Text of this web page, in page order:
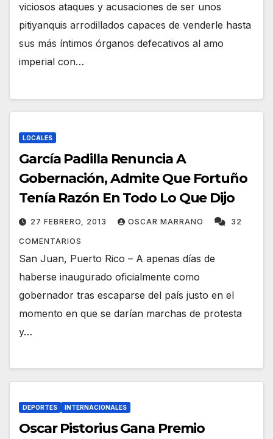
viciosos ataques y acusaciones de ser unos
pitiyanquis arrodillados capaces de venderle hasta
sus más íntimos órganos defecativos al amo
imperial con…
LOCALES
García Padilla Renuncia A
Gobernación, Admite Que Fortuño
Tenía Razón En Todo Lo Que Dijo
27 FEBRERO, 2013 OSCAR MARRANO 32
COMENTARIOS
San Juan, Puerto Rico – A apenas días de
haberse inaugurado oficialmente como
gobernador tras escaparse del país justo en el
momento en que se darían marchas de protesta
y…
DEPORTES INTERNACIONALES
Oscar Pistorius Gana Premio